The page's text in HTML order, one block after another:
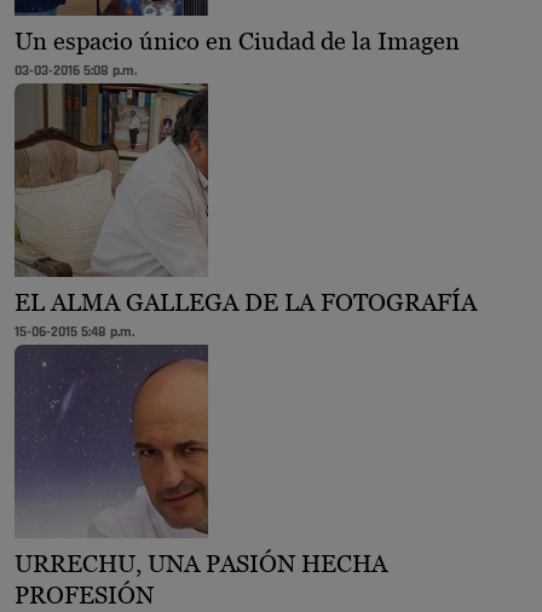
Un espacio único en Ciudad de la Imagen
03-03-2016 5:08 p.m.
EL ALMA GALLEGA DE LA FOTOGRAFÍA
15-06-2015 5:48 p.m.
URRECHU, UNA PASIÓN HECHA
PROFESIÓN